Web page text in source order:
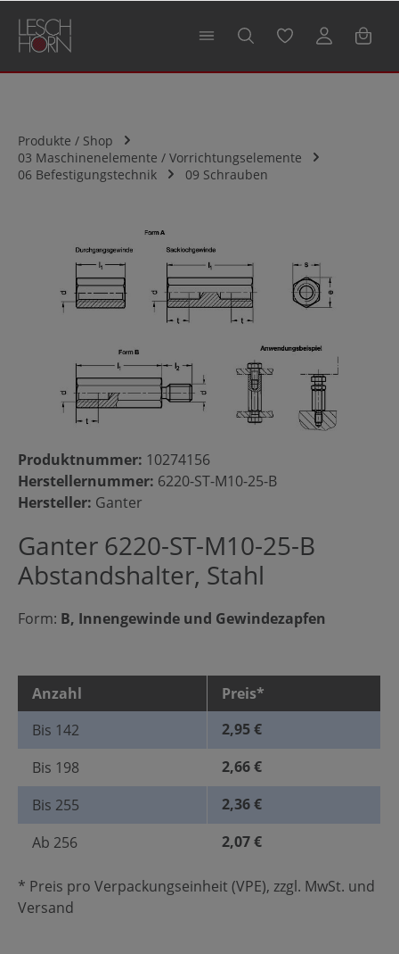
springen
Produkte / Shop
03 Maschinenelemente / Vorrichtungselemente
06 Befestigungstechnik
09 Schrauben
Bildergalerie überspringen
Produktnummer: 10274156
Herstellernummer: 6220-ST-M10-25-B
Hersteller: Ganter
Ganter 6220-ST-M10-25-B
Abstandshalter, Stahl
Form: B, Innengewinde und Gewindezapfen
Anzahl
Preis*
Bis 142
2,95 €
Bis 198
2,66 €
Bis 255
2,36 €
Ab 256 2,07 €
* Preis pro Verpackungseinheit (VPE), zzgl. MwSt. und
Versand